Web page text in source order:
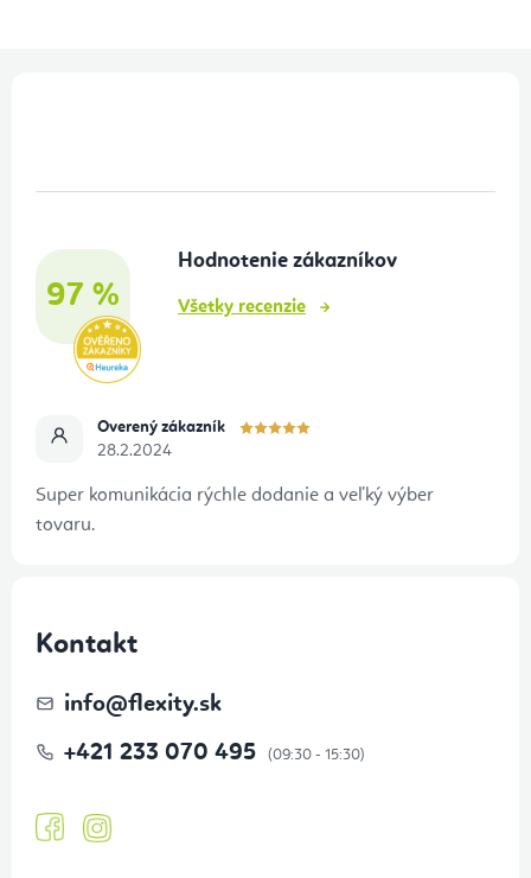
97 %
Hodnotenie zákazníkov
Všetky recenzie
Overený zákazník
28.2.2024
Super komunikácia rýchle dodanie a veľký výber
tovaru.
Kontakt
info@flexity.sk
+421 233 070 495